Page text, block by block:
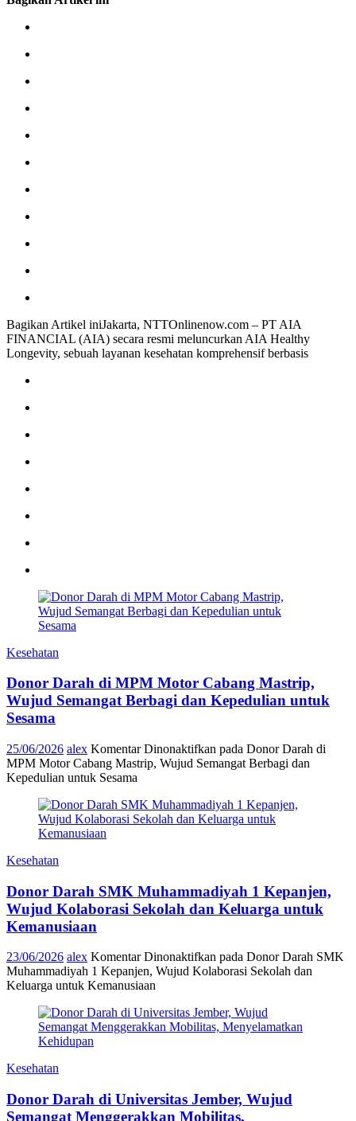
Bagikan Artikel iniJakarta, NTTOnlinenow.com – PT AIA
FINANCIAL (AIA) secara resmi meluncurkan AIA Healthy
Longevity, sebuah layanan kesehatan komprehensif berbasis
Kesehatan
Donor Darah di MPM Motor Cabang Mastrip,
Wujud Semangat Berbagi dan Kepedulian untuk
Sesama
25/06/2026 alex Komentar Dinonaktifkan pada Donor Darah di
MPM Motor Cabang Mastrip, Wujud Semangat Berbagi dan
Kepedulian untuk Sesama
Kesehatan
Donor Darah SMK Muhammadiyah 1 Kepanjen,
Wujud Kolaborasi Sekolah dan Keluarga untuk
Kemanusiaan
23/06/2026 alex Komentar Dinonaktifkan pada Donor Darah SMK
Muhammadiyah 1 Kepanjen, Wujud Kolaborasi Sekolah dan
Keluarga untuk Kemanusiaan
Kesehatan
Donor Darah di Universitas Jember, Wujud
Semangat Menggerakkan Mobilitas,